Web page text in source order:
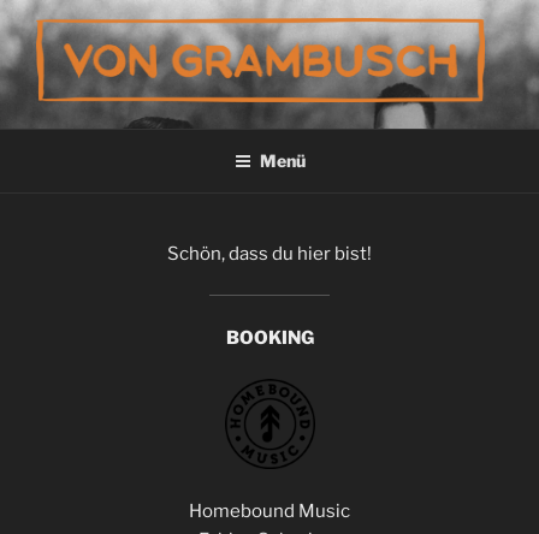
Zum
Inhalt
springen
VON GRAMBUSCH
Menü
Schön, dass du hier bist!
BOOKING
Homebound Music